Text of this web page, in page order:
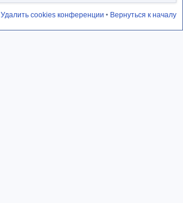
• Вернуться к началу
Удалить cookies конференции